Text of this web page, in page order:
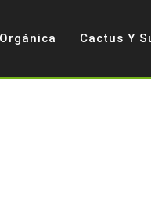
Cactus Y